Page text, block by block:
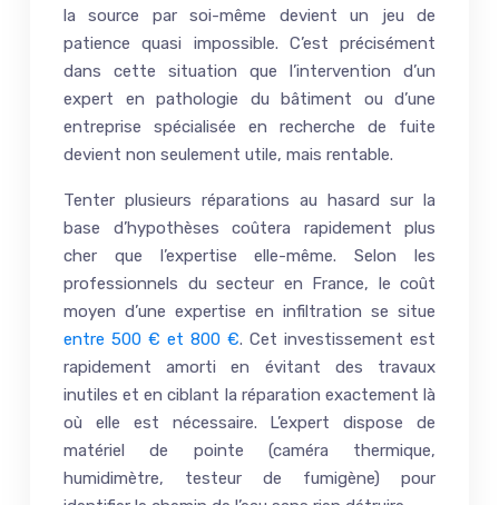
la source par soi-même devient un jeu de
patience quasi impossible. C’est précisément
dans cette situation que l’intervention d’un
expert en pathologie du bâtiment ou d’une
entreprise spécialisée en recherche de fuite
devient non seulement utile, mais rentable.
Tenter plusieurs réparations au hasard sur la
base d’hypothèses coûtera rapidement plus
cher que l’expertise elle-même. Selon les
professionnels du secteur en France, le coût
moyen d’une expertise en infiltration se situe
entre 500 € et 800 €. Cet investissement est
rapidement amorti en évitant des travaux
inutiles et en ciblant la réparation exactement là
où elle est nécessaire. L’expert dispose de
matériel de pointe (caméra thermique,
humidimètre, testeur de fumigène) pour